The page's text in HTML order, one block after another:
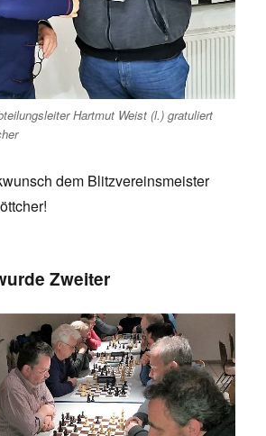
Hartmut Weist (l.) gratuliert
dem Blitzvereinsmeister
Zweiter